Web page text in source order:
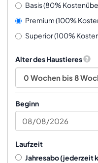
Basis (80%
Premium (100%
Superior (100%
Alter des Haustieres
Beginn
Laufzeit
Jahresabo(jederzeit